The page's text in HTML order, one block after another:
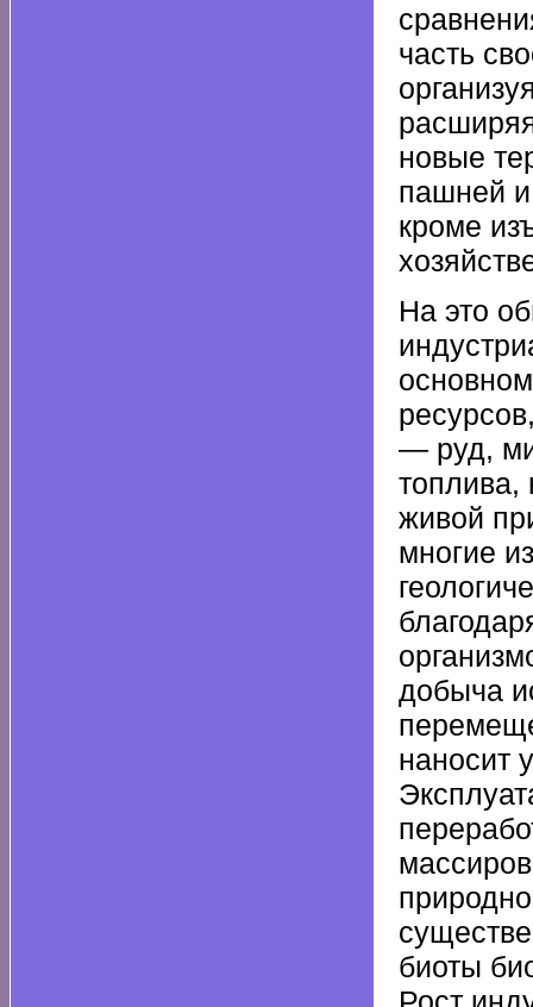
часть
новые
пашней и
кроме
На это
— руд,
топлива,
живой
многие
добыча
наносит
биоты